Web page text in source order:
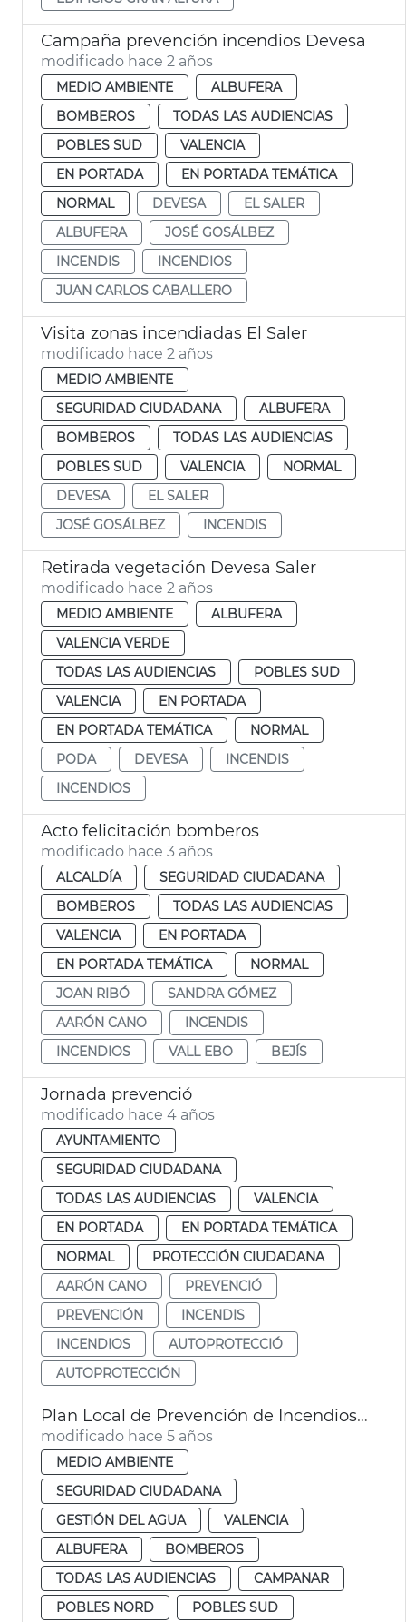
Campaña prevención incendios Devesa
modificado hace 2 años
MEDIO AMBIENTE
ALBUFERA
BOMBEROS
TODAS LAS AUDIENCIAS
POBLES SUD
VALENCIA
EN PORTADA
EN PORTADA TEMÁTICA
NORMAL
DEVESA
EL SALER
ALBUFERA
JOSÉ GOSÁLBEZ
INCENDIS
INCENDIOS
JUAN CARLOS CABALLERO
Visita zonas incendiadas El Saler
modificado hace 2 años
MEDIO AMBIENTE
SEGURIDAD CIUDADANA
ALBUFERA
BOMBEROS
TODAS LAS AUDIENCIAS
POBLES SUD
VALENCIA
NORMAL
DEVESA
EL SALER
JOSÉ GOSÁLBEZ
INCENDIS
Retirada vegetación Devesa Saler
modificado hace 2 años
MEDIO AMBIENTE
ALBUFERA
VALENCIA VERDE
TODAS LAS AUDIENCIAS
POBLES SUD
VALENCIA
EN PORTADA
EN PORTADA TEMÁTICA
NORMAL
PODA
DEVESA
INCENDIS
INCENDIOS
Acto felicitación bomberos
modificado hace 3 años
ALCALDÍA
SEGURIDAD CIUDADANA
BOMBEROS
TODAS LAS AUDIENCIAS
VALENCIA
EN PORTADA
EN PORTADA TEMÁTICA
NORMAL
JOAN RIBÓ
SANDRA GÓMEZ
AARÓN CANO
INCENDIS
INCENDIOS
VALL EBO BEJÍS
Jornada prevenció
modificado hace 4 años
AYUNTAMIENTO
SEGURIDAD CIUDADANA
TODAS LAS AUDIENCIAS
VALENCIA
EN PORTADA
EN PORTADA TEMÁTICA
NORMAL
PROTECCIÓN CIUDADANA
AARÓN CANO
PREVENCIÓ
PREVENCIÓN
INCENDIS
INCENDIOS
AUTOPROTECCIÓ
AUTOPROTECCIÓN
Plan Local de Prevención de Incendios Forestales de València
modificado hace 5 años
MEDIO AMBIENTE
SEGURIDAD CIUDADANA
GESTIÓN DEL AGUA
VALENCIA
ALBUFERA
BOMBEROS
TODAS LAS AUDIENCIAS
CAMPANAR
POBLES NORD
POBLES SUD